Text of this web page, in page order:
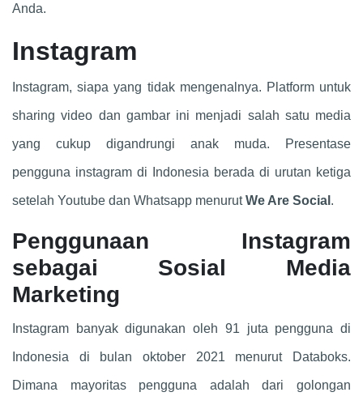
Anda.
Instagram
Instagram, siapa yang tidak mengenalnya. Platform untuk
sharing video dan gambar ini menjadi salah satu media
yang cukup digandrungi anak muda. Presentase
pengguna instagram di Indonesia berada di urutan ketiga
setelah Youtube dan Whatsapp menurutWe Are Social .
Penggunaan Instagram
sebagai Sosial Media
Marketing
Instagram banyak digunakan oleh 91 juta pengguna di
Indonesia di bulan oktober 2021 menurut Databoks.
Dimana mayoritas pengguna adalah dari golongan